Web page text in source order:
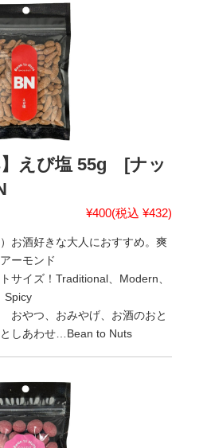
】えび塩 55g [ナッ
¥400(税込 ¥432)
お酒好きな大人におすすめ。爽
ーモンド
サイズ！Traditional、Modern、
Spicy
おやつ、おみやげ、お酒のおと
しあわせ…Bean to Nuts